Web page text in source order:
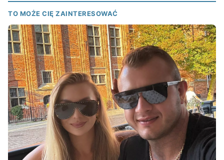
TO MOŻE CIĘ ZAINTERESOWAĆ